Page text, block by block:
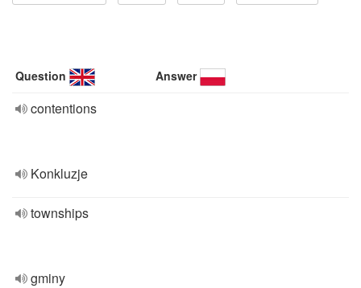
Question Answer
contentions
Konkluzje
townships
gminy